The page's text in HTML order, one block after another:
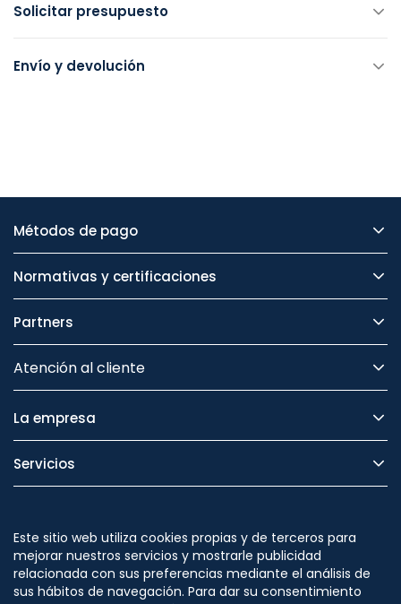
Solicitar presupuesto
Envío y devolución
Métodos de pago
Normativas y certificaciones
Partners
Atención al cliente
La empresa
Servicios
Seguridad
Este sitio web utiliza cookies propias y de terceros para
mejorar nuestros servicios y mostrarle publicidad
relacionada con sus preferencias mediante el análisis de
sus hábitos de navegación. Para dar su consentimiento